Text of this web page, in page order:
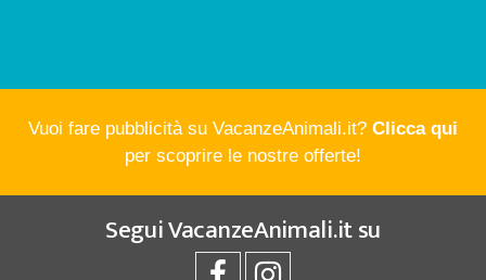
Vuoi fare pubblicità su VacanzeAnimali.it? Clicca qui
per scoprire le nostre offerte!
SeguiVacanzeAnimali.itsu